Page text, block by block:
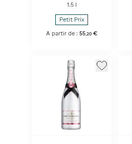
1.5 l
Petit Prix
A partir de :55 ,20 €